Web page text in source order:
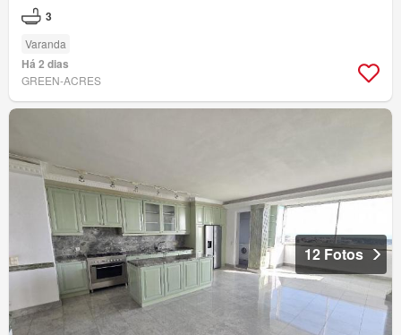
3
Varanda
Há 2 dias
GREEN-ACRES
12 Fotos